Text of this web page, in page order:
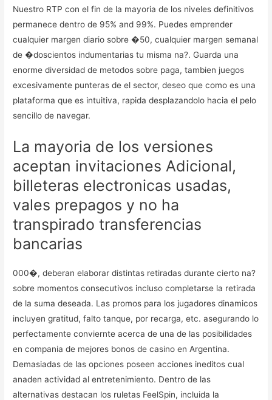
Nuestro RTP con el fin de la mayoria de los niveles definitivos
permanece dentro de 95% and 99%. Puedes emprender
cualquier margen diario sobre �50, cualquier margen semanal
de �doscientos indumentarias tu misma na?. Guarda una
enorme diversidad de metodos sobre paga, tambien juegos
excesivamente punteras de el sector, deseo que como es una
plataforma que es intuitiva, rapida desplazandolo hacia el pelo
sencillo de navegar.
La mayoria de los versiones
aceptan invitaciones Adicional,
billeteras electronicas usadas,
vales prepagos y no ha
transpirado transferencias
bancarias
000�, deberan elaborar distintas retiradas durante cierto na?
sobre momentos consecutivos incluso completarse la retirada
de la suma deseada. Las promos para los jugadores dinamicos
incluyen gratitud, falto tanque, por recarga, etc. asegurando lo
perfectamente conviernte acerca de una de las posibilidades
en compania de mejores bonos de casino en Argentina.
Demasiadas de las opciones poseen acciones ineditos cual
anaden actividad al entretenimiento. Dentro de las
alternativas destacan los ruletas FeelSpin, incluida la